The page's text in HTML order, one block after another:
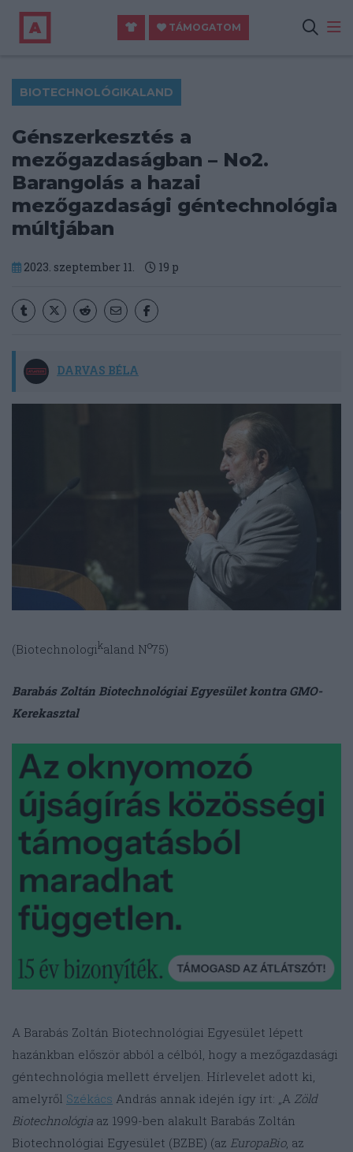
TÁMOGATOM
BIOTECHNOLÓGIKALAND
Génszerkesztés a
mezőgazdaságban – No2.
Barangolás a hazai
mezőgazdasági géntechnológia
múltjában
2023. szeptember 11. 19 p
DARVAS BÉLA
(Biotechnologikaland No75)
Barabás Zoltán Biotechnológiai Egyesület kontra GMO-
Kerekasztal
A Barabás Zoltán Biotechnológiai Egyesület lépett
hazánkban először abból a célból, hogy a mezőgazdasági
géntechnológia mellett érveljen. Hírlevelet adott ki,
amelyről Székács András annak idején így írt: „A Zöld
Biotechnológia az 1999-ben alakult Barabás Zoltán
Biotechnológiai Egyesület (BZBE) (az EuropaBio, az